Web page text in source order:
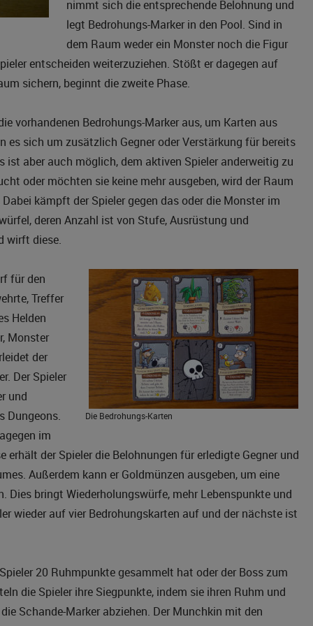
nimmt sich die entsprechende Belohnung und
legt Bedrohungs-Marker in den Pool. Sind in
dem Raum weder ein Monster noch die Figur
entscheiden weiterzuziehen. Stößt er dagegen auf
sichern, beginnt die zweite Phase.
vorhandenen Bedrohungs-Marker aus, um Karten aus
es sich um zusätzlich Gegner oder Verstärkung für bereits
ist aber auch möglich, dem aktiven Spieler anderweitig zu
oder möchten sie keine mehr ausgeben, wird der Raum
kämpft der Spieler gegen das oder die Monster im
deren Anzahl ist von Stufe, Ausrüstung und
wirft diese.
Die Bedrohungs-Karten
für den
Treffer
Helden
Monster
der
Der Spieler
und
Dungeons.
im
erhält der Spieler die Belohnungen für erledigte Gegner und
Außerdem kann er Goldmünzen ausgeben, um eine
Dies bringt Wiederholungswürfe, mehr Lebenspunkte und
wieder auf vier Bedrohungskarten auf und der nächste ist
20 Ruhmpunkte gesammelt hat oder der Boss zum
die Spieler ihre Siegpunkte, indem sie ihren Ruhm und
Schande-Marker abziehen. Der Munchkin mit den